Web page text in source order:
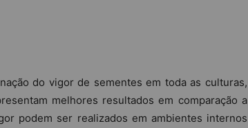
do vigor de sementes em toda as culturas,
melhores resultados em comparação a
podem ser realizados em ambientes internos